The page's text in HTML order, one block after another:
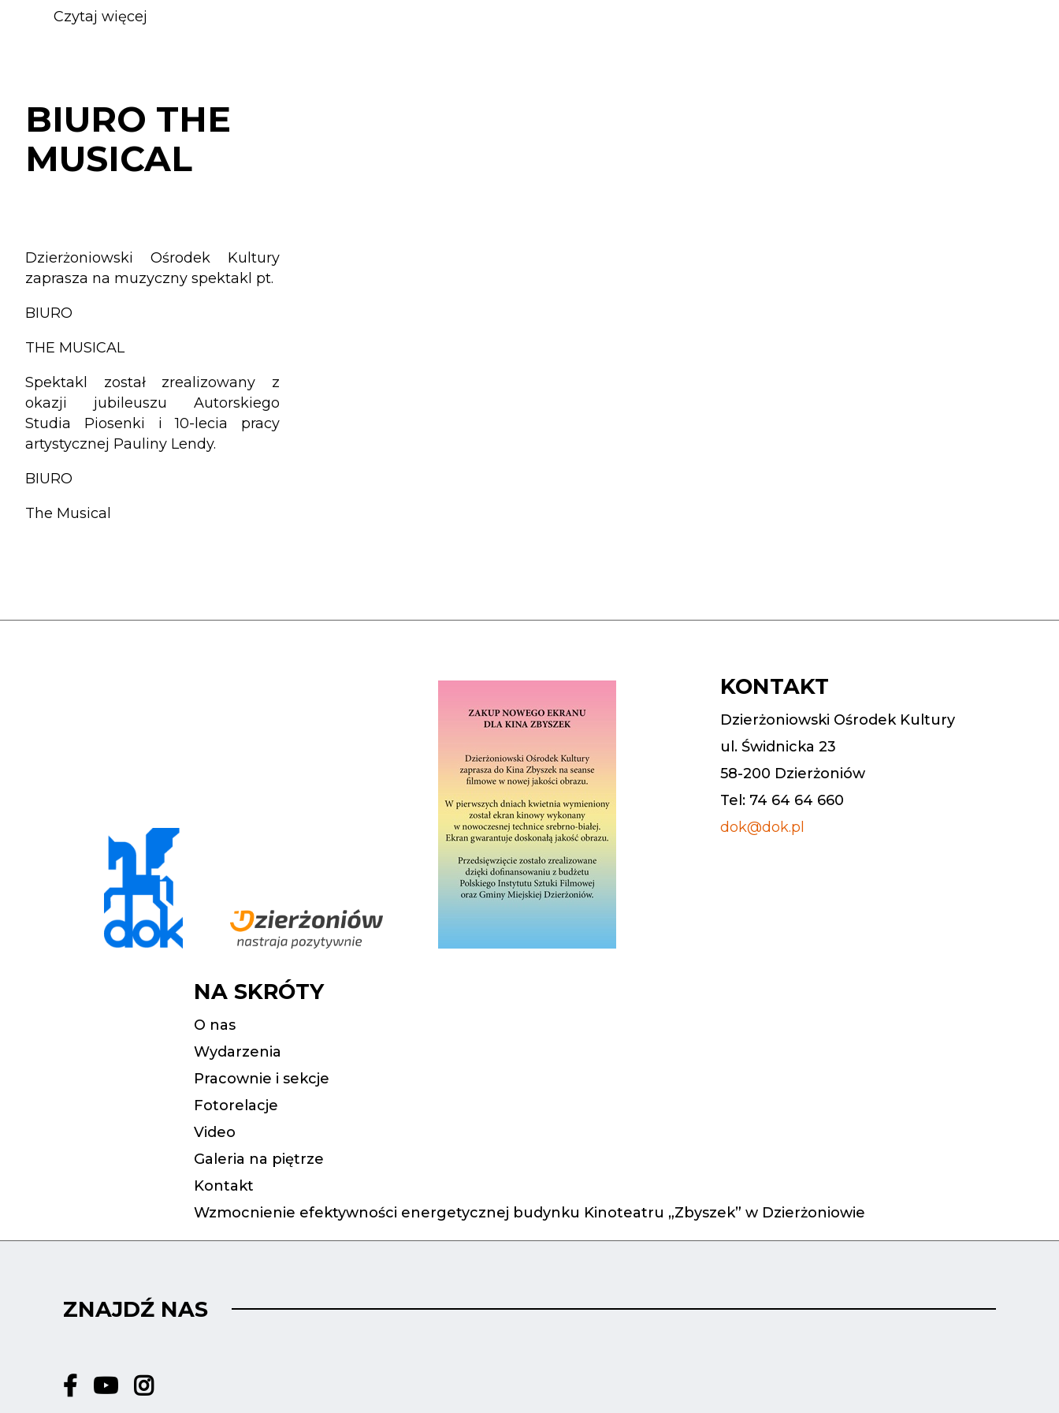
Czytaj więcej
BIURO THE
MUSICAL
Dzierżoniowski Ośrodek Kultury
zaprasza na muzyczny spektakl pt.
BIURO
THE MUSICAL
Spektakl został zrealizowany z
okazji jubileuszu Autorskiego
Studia Piosenki i 10-lecia pracy
artystycznej Pauliny Lendy.
BIURO
The Musical
KONTAKT
Dzierżoniowski Ośrodek Kultury
ul. Świdnicka 23
58-200 Dzierżoniów
Tel: 74 64 64 660
dok@dok.pl
NA SKRÓTY
O nas
Wydarzenia
Pracownie i sekcje
Fotorelacje
Video
Galeria na piętrze
Kontakt
Wzmocnienie efektywności energetycznej budynku Kinoteatru „Zbyszek” w Dzierżoniowie
ZNAJDŹ NAS